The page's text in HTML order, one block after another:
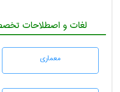
لغات و اصطلاحات
معماری